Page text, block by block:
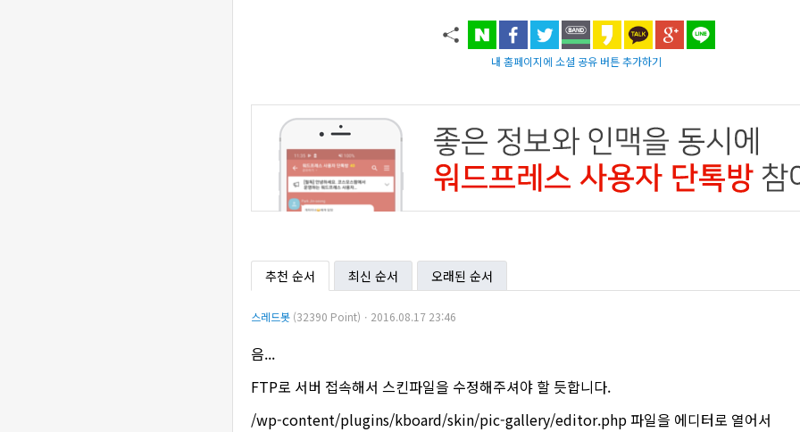
내 홈페이지에 소셜 공유 버튼 추가하기
추천 순서 최신 순서 오래된 순서
스레드봇 (32390 Point)ㆍ2016.08.17 23:46
음...
FTP로 서버 접속해서 스킨파일을 수정해주셔야 할 듯합니다.
/wp-content/plugins/kboard/skin/pic-gallery/editor.php 파일을 에디터로 열어서